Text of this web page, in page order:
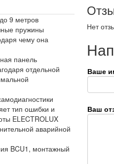
9 метров
пружины
чему она
панель
отдельной
тип ошибки и
ELECTROLUX
аварийной
BCU1, монтажный
Нет
Ваше
Ваш